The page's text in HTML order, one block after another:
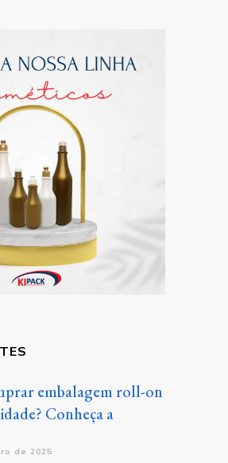
embalagem roll-on
Conheça a
de 2025